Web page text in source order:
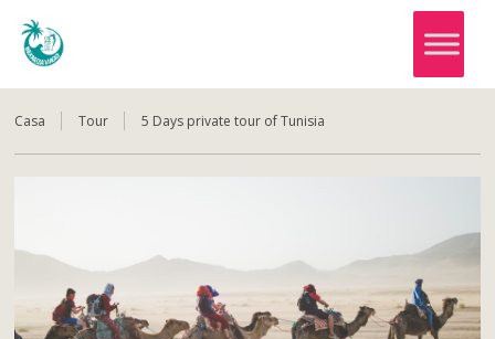
Casa Tour 5 Days private tour of Tunisia